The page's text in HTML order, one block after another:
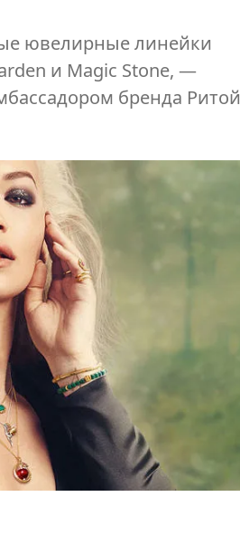
ювелирные линейки
и Magic Stone, —
бренда Ритой